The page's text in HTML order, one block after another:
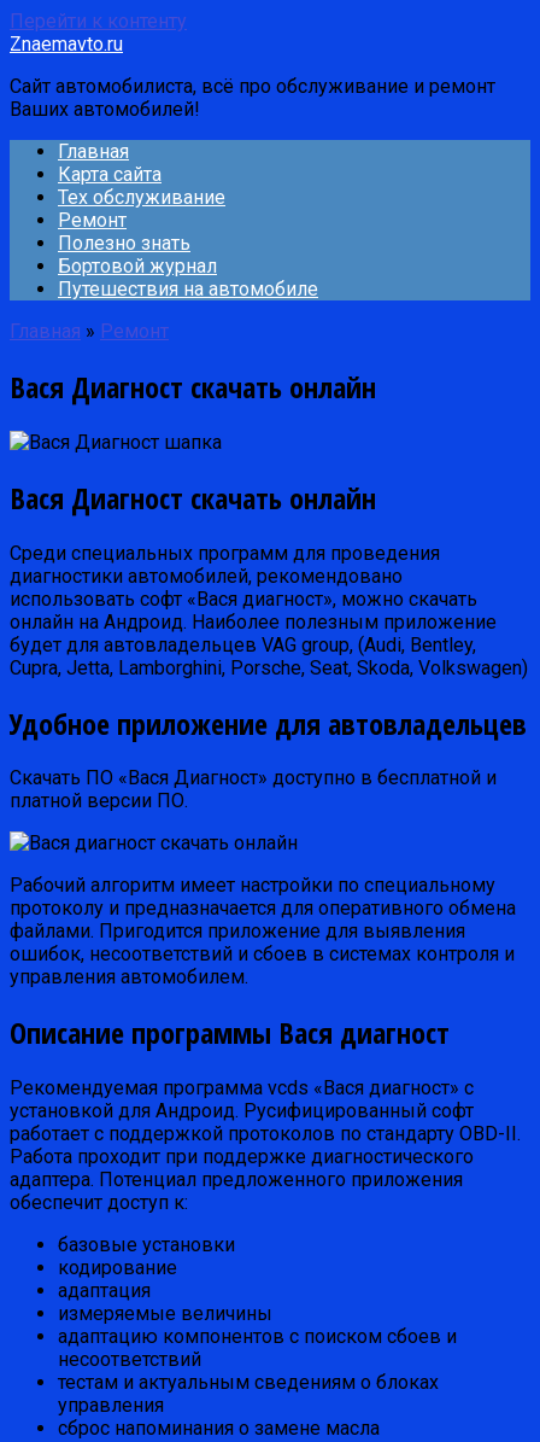
Перейти к контенту
Znaemavto.ru
Сайт автомобилиста, всё про обслуживание и ремонт
Ваших автомобилей!
Главная
Карта сайта
Тех обслуживание
Ремонт
Полезно знать
Бортовой журнал
Путешествия на автомобиле
Главная » Ремонт
Вася Диагност скачать онлайн
Вася Диагност скачать онлайн
Среди специальных программ для проведения
диагностики автомобилей, рекомендовано
использовать софт «Вася диагност», можно скачать
онлайн на Андроид. Наиболее полезным приложение
будет для автовладельцев VAG group, (Audi, Bentley,
Cupra, Jetta, Lamborghini, Porsche, Seat, Skoda, Volkswagen)
Удобное приложение для автовладельцев
Скачать ПО «Вася Диагност» доступно в бесплатной и
платной версии ПО.
Рабочий алгоритм имеет настройки по специальному
протоколу и предназначается для оперативного обмена
файлами. Пригодится приложение для выявления
ошибок, несоответствий и сбоев в системах контроля и
управления автомобилем.
Описание программы Вася диагност
Рекомендуемая программа vcds «Вася диагност» с
установкой для Андроид. Русифицированный софт
работает с поддержкой протоколов по стандарту OBD-II.
Работа проходит при поддержке диагностического
адаптера. Потенциал предложенного приложения
обеспечит доступ к:
базовые установки
кодирование
адаптация
измеряемые величины
адаптацию компонентов с поиском сбоев и
несоответствий
тестам и актуальным сведениям о блоках
управления
сброс напоминания о замене масла